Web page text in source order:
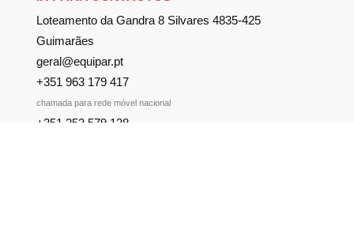
Loteamento da Gandra 8 Silvares 4835-425
Guimarães
geral@equipar.pt
+351 963 179 417
chamada para rede móvel nacional
+351 253 579 138